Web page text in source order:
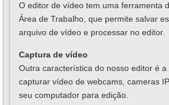
O editor de vídeo tem uma ferramenta
Área de Trabalho, que permite salvar
arquivo de vídeo e processar no editor.
Сaptura de vídeo
Outra característica do nosso editor é a
capturar vídeo de webcams, сameras
seu computador para edição.